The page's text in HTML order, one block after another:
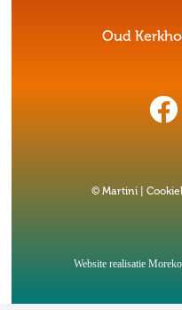
Oud
© Martini |
Website realisatie